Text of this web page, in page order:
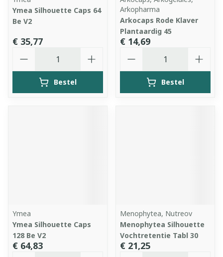
Ymea Silhouette Caps 64
Be V2
€ 35,77
Bestel
Arkopharma
Arkocaps Rode Klaver
Plantaardig 45
€ 14,69
Bestel
Ymea
Ymea Silhouette Caps
128 Be V2
€ 64,83
Menophytea, Nutreov
Menophytea Silhouette
Vochtretentie Tabl 30
€ 21,25